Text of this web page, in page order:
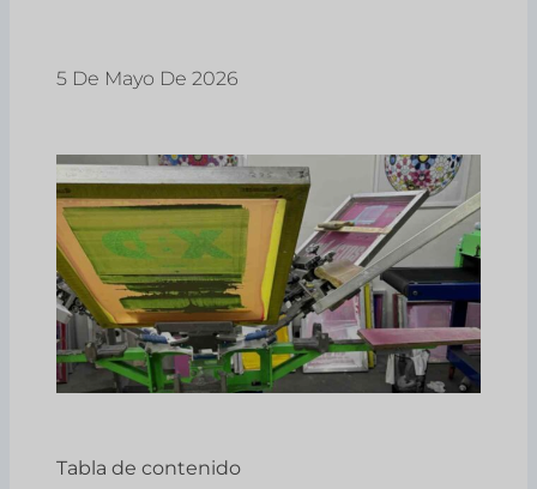
5 De Mayo De 2026
Tabla de contenido